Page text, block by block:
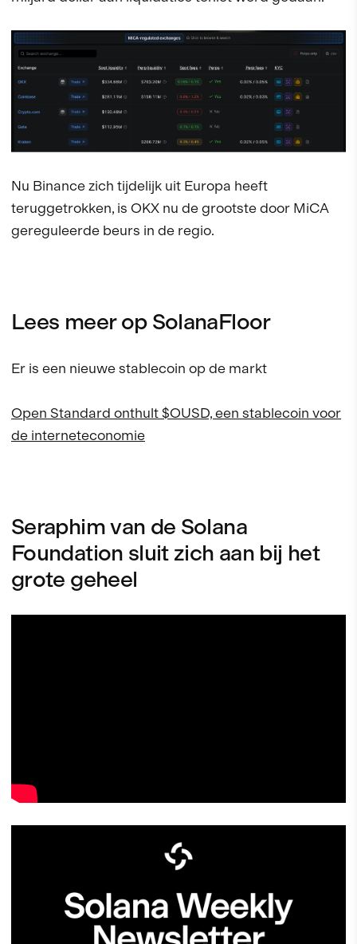
Nu Binance zich tijdelijk uit Europa heeft
teruggetrokken, is OKX nu de grootste door MiCA
gereguleerde beurs in de regio.
Lees meer op SolanaFloor
Er is een nieuwe stablecoin op de markt
Open Standard onthult $OUSD, een stablecoin voor
de interneteconomie
Seraphim van de Solana
Foundation sluit zich aan bij het
grote geheel